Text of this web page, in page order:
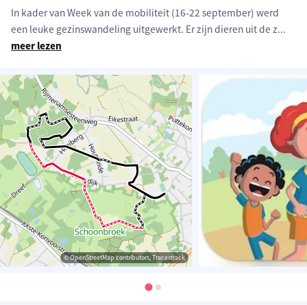
In kader van Week van de mobiliteit (16-22 september) werd
een leuke gezinswandeling uitgewerkt. Er zijn dieren uit de z...
meer lezen
© OpenStreetMap contributors, Tracestrack